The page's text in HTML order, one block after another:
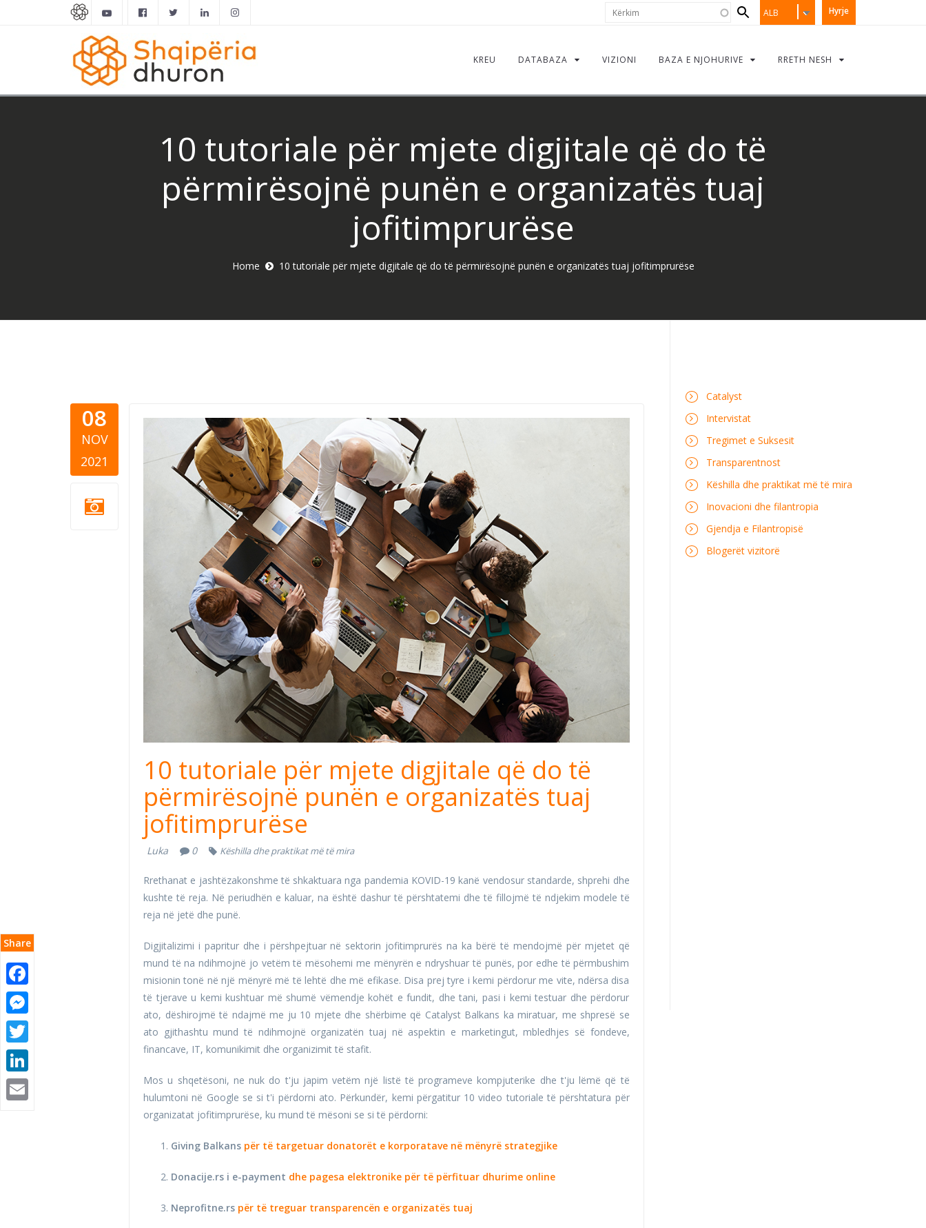
Hyrje
ALB
Search
form
KREU DATABAZA VIZIONI BAZA E NJOHURIVE RRETH NESH
10 tutoriale për mjete digjitale që do të
përmirësojnë punën e organizatës tuaj
jofitimprurëse
Home 10 tutoriale për mjete digjitale që do të përmirësojnë punën e organizatës tuaj jofitimprurëse
08
NOV
2021
Share
tutorijali cover GB cover.png
10 tutoriale për mjete digjitale që do të
përmirësojnë punën e organizatës tuaj
jofitimprurëse
Luka 0 Këshilla dhe praktikat më të mira
Rrethanat e jashtëzakonshme të shkaktuara nga pandemia KOVID-19 kanë vendosur standarde, shprehi dhe
kushte të reja. Në periudhën e kaluar, na është dashur të përshtatemi dhe të fillojmë të ndjekim modele të
reja në jetë dhe punë.
Digjitalizimi i papritur dhe i përshpejtuar në sektorin jofitimprurës na ka bërë të mendojmë për mjetet që
mund të na ndihmojnë jo vetëm të mësohemi me mënyrën e ndryshuar të punës, por edhe të përmbushim
misionin tonë në një mënyrë më të lehtë dhe më efikase. Disa prej tyre i kemi përdorur me vite, ndërsa disa
të tjerave u kemi kushtuar më shumë vëmendje kohët e fundit, dhe tani, pasi i kemi testuar dhe përdorur
ato, dëshirojmë të ndajmë me ju 10 mjete dhe shërbime që Catalyst Balkans ka miratuar, me shpresë se
ato gjithashtu mund të ndihmojnë organizatën tuaj në aspektin e marketingut, mbledhjes së fondeve,
financave, IT, komunikimit dhe organizimit të stafit.
Mos u shqetësoni, ne nuk do t'ju japim vetëm një listë të programeve kompjuterike dhe t'ju lëmë që të
hulumtoni në Google se si t'i përdorni ato. Përkundër, kemi përgatitur 10 video tutoriale të përshtatura për
organizatat jofitimprurëse, ku mund të mësoni se si të përdorni:
Giving Balkans për të targetuar donatorët e korporatave në mënyrë strategjike
Donacije.rs i e-payment dhe pagesa elektronike për të përfituar dhurime online
Neprofitne.rs për të treguar transparencën e organizatës tuaj
Catalyst
Intervistat
Tregimet e Suksesit
Transparentnost
Këshilla dhe praktikat më të mira
Inovacioni dhe filantropia
Gjendja e Filantropisë
Blogerët vizitorë